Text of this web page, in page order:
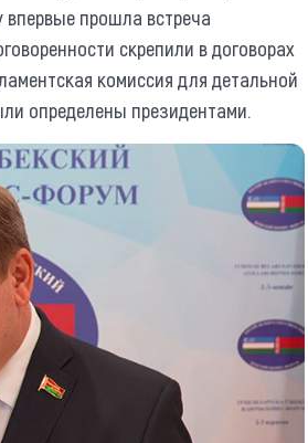
впервые прошла встреча
скрепили в договорах
комиссия для детальной
определены президентами.